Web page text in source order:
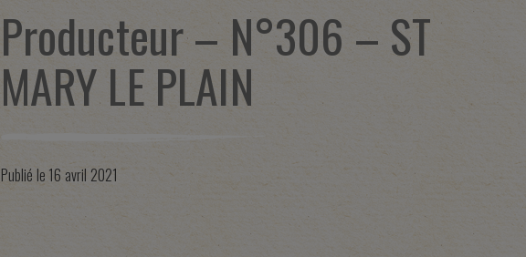
Producteur – N°306 – ST
MARY LE PLAIN
Publié le 16 avril 2021